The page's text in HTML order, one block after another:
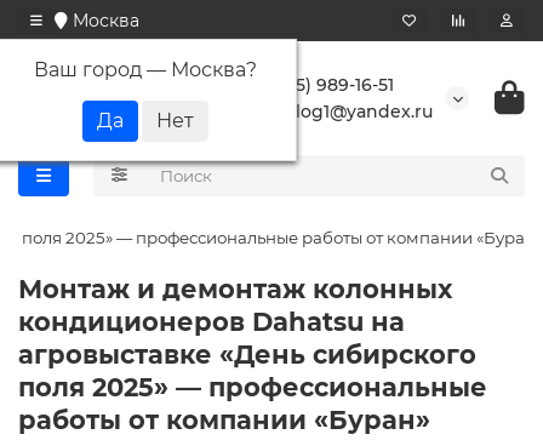
Москва
Ваш город — Москва?
+7 (495) 989-16-51
buranlog1@yandex.ru
2025» — профессиональные работы от компании «Буран»
Монтаж и демонтаж колонных
кондиционеров Dahatsu на
агровыставке «День сибирского
поля 2025» — профессиональные
работы от компании «Буран»